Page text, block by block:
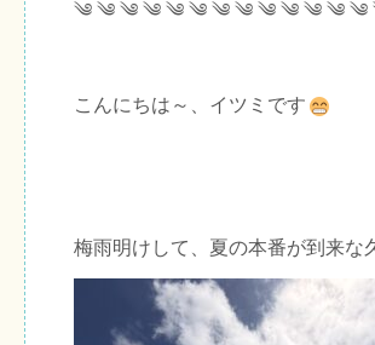
༄ ༄ ༄ ༄ ༄ ༄ ༄ ༄ ༄ ༄ ༄ ༄ ༄
こんにちは～、イツミです
梅雨明けして、夏の本番が到来な